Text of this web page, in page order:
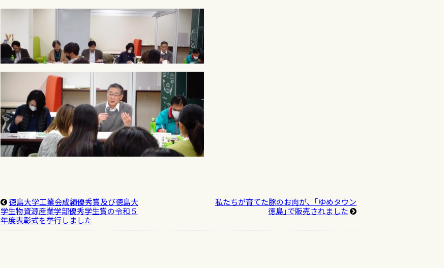
徳島大学工業会成績優秀賞及び徳島大
学生物資源産業学部優秀学生賞の令和５
年度表彰式を挙行しました
私たちが育てた豚のお肉が、｢ゆめタウン
徳島｣で販売されました